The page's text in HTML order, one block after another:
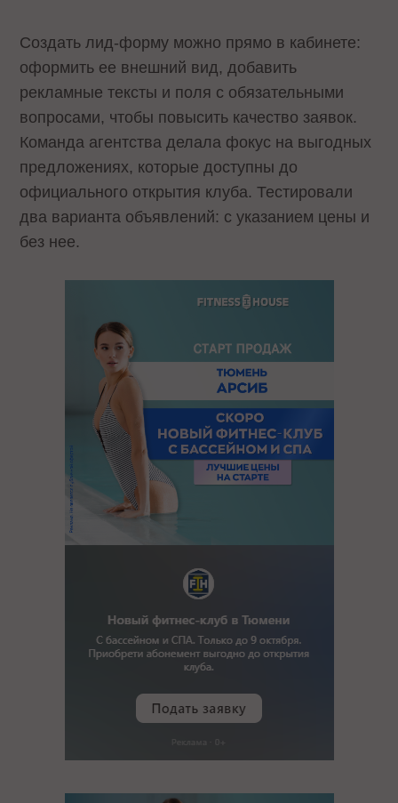
Создать лид-форму можно прямо в кабинете:
оформить ее внешний вид, добавить
рекламные тексты и поля с обязательными
вопросами, чтобы повысить качество заявок.
Команда агентства делала фокус на выгодных
предложениях, которые доступны до
официального открытия клуба. Тестировали
два варианта объявлений: с указанием цены и
без нее.